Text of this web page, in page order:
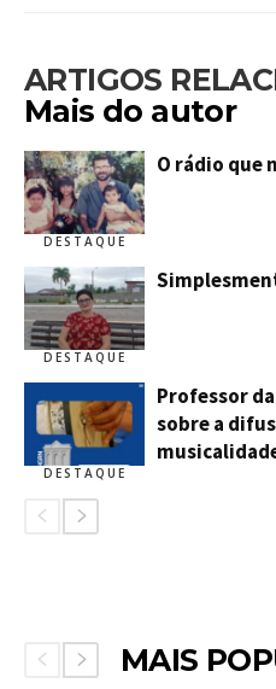
ARTIGOS
Mais do autor
DESTAQUE
O rádio que
DESTAQUE
DESTAQUE
Professor
sobre a
MAIS